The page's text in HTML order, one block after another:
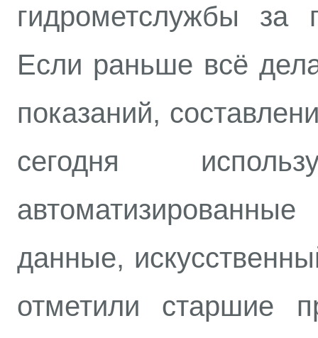
гидрометслужбы за
Если раньше всё
показаний,
сегодня
данные,
отметили старшие